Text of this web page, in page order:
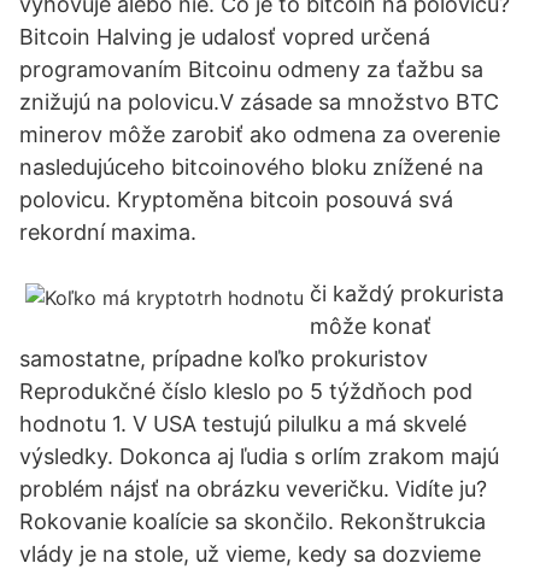
Bitcoin Halving je udalosť vopred určená
programovaním Bitcoinu odmeny za ťažbu sa
znižujú na polovicu.V zásade sa množstvo BTC
minerov môže zarobiť ako odmena za overenie
nasledujúceho bitcoinového bloku znížené na
polovicu. Kryptoměna bitcoin posouvá svá
rekordní maxima.
či každý prokurista
môže konať
samostatne, prípadne koľko prokuristov
Reprodukčné číslo kleslo po 5 týždňoch pod
hodnotu 1. V USA testujú pilulku a má skvelé
výsledky. Dokonca aj ľudia s orlím zrakom majú
problém nájsť na obrázku veveričku. Vidíte ju?
Rokovanie koalície sa skončilo. Rekonštrukcia
vlády je na stole, už vieme, kedy sa dozvieme